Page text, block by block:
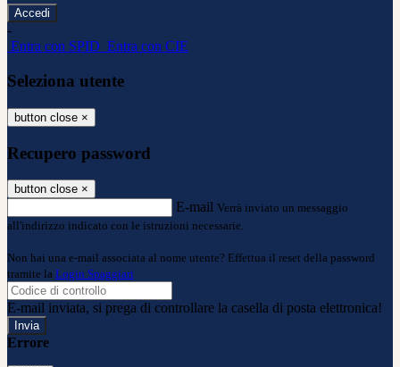
-
Entra con SPID Entra con CIE
Seleziona utente
button close ×
Recupero password
button close ×
E-mail Verrà inviato un messaggio
all'indirizzo indicato con le istruzioni necessarie.
Non hai una e-mail associata al nome utente? Effettua il reset della password
tramite la Login Spaggiari
E-mail inviata, si prega di controllare la casella di posta elettronica!
Errore